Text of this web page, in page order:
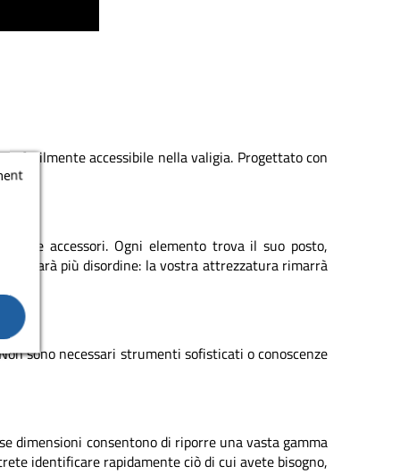
facilmente accessibile nella valigia. Progettato con
e accessori. Ogni elemento trova il suo posto,
ci sarà più disordine: la vostra attrezzatura rimarrà
sono necessari strumenti sofisticati o conoscenze
dimensioni consentono di riporre una vasta gamma
identificare rapidamente ciò di cui avete bisogno,